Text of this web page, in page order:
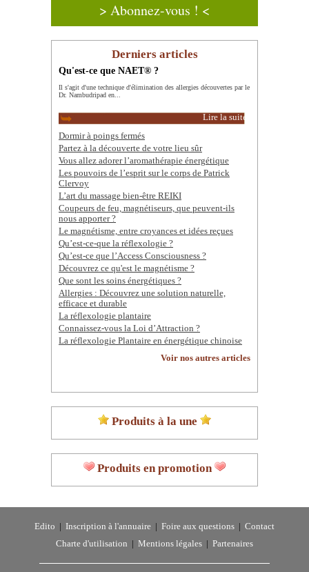
> Abonnez-vous ! <
Derniers articles
Qu'est-ce que NAET® ?
Il s'agit d'une technique d'élimination des allergies découvertes par le
Dr. Nambudripad en...
Lire la suite
Dormir à poings fermés
Partez à la découverte de votre lieu sûr
Vous allez adorer l’aromathérapie énergétique
Les pouvoirs de l’esprit sur le corps de Patrick
Clervoy
L’art du massage bien-être REIKI
Coupeurs de feu, magnétiseurs, que peuvent-ils
nous apporter ?
Le magnétisme, entre croyances et idées reçues
Qu’est-ce-que la réflexologie ?
Qu’est-ce que l’Access Consciousness ?
Découvrez ce qu'est le magnétisme ?
Que sont les soins énergétiques ?
Allergies : Découvrez une solution naturelle,
efficace et durable
La réflexologie plantaire
Connaissez-vous la Loi d’Attraction ?
La réflexologie Plantaire en énergétique chinoise
Voir nos autres articles
Produits à la une
Produits en promotion
Edito Inscription à l'annuaire Foire aux questions
Contact
Charte d'utilisation
Mentions légales Partenaires